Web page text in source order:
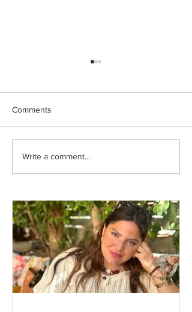
Ιωάννα Τούνη: Η
εξομολόγηση για τη
Comments
Write a comment...